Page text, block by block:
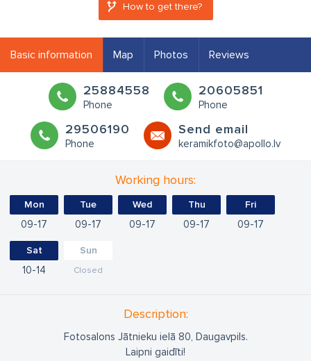
How to get there?
Basic information Map Photos Reviews
25884558
Phone
20605851
Phone
29506190
Phone
Send email
keramikfoto@apollo.lv
Working hours:
Mon
09 17
Tue
09 17
Wed
09 17
Thu
09 17
Fri
09 17
Sat
10 14
Sun
Closed
Description:
Fotosalons Jātnieku ielā 80, Daugavpils.
Laipni gaidīti!